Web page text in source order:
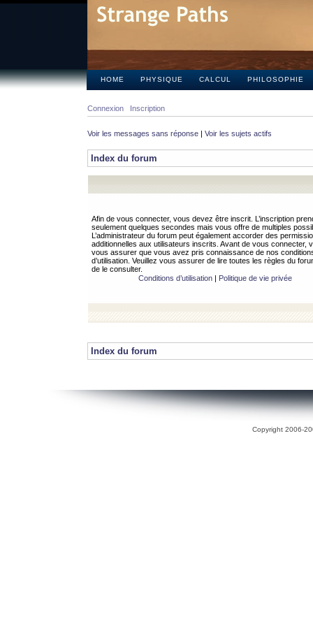
HOME PHYSIQUE CALCUL PHILOSOPHIE
Connexion Inscription
Voir les messages sans réponse | Voir les sujets actifs
Index du forum
Afin de vous connecter, vous devez être inscrit. L’inscription
seulement quelques secondes mais vous offre de multiples
L’administrateur du forum peut également accorder des
additionnelles aux utilisateurs inscrits. Avant de vous connecter,
vous assurer que vous avez pris connaissance de nos
d’utilisation. Veuillez vous assurer de lire toutes les règles du
de le consulter.
Conditions d’utilisation| Politique de vie privée
Index du forum
Copyright 2006-